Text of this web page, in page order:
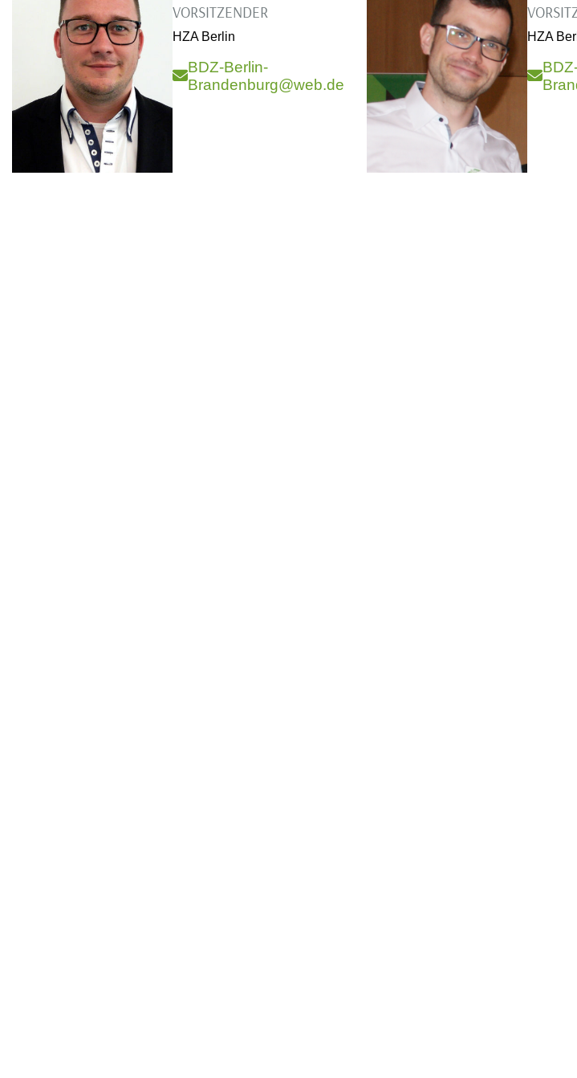
VORSITZENDER
HZA Berlin
BDZ-Berlin-
Brandenburg@web.de
HZA